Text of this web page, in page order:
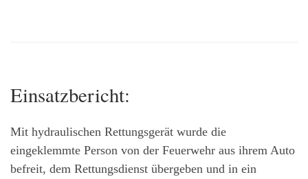
Einsatzbericht:
Mit hydraulischen Rettungsgerät wurde die
eingeklemmte Person von der Feuerwehr aus ihrem Auto
befreit, dem Rettungsdienst übergeben und in ein